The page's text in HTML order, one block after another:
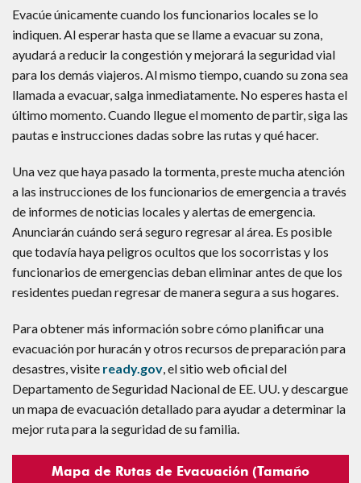
Evacúe únicamente cuando los funcionarios locales se lo
indiquen. Al esperar hasta que se llame a evacuar su zona,
ayudará a reducir la congestión y mejorará la seguridad vial
para los demás viajeros. Al mismo tiempo, cuando su zona sea
llamada a evacuar, salga inmediatamente. No esperes hasta el
último momento. Cuando llegue el momento de partir, siga las
pautas e instrucciones dadas sobre las rutas y qué hacer.
Una vez que haya pasado la tormenta, preste mucha atención
a las instrucciones de los funcionarios de emergencia a través
de informes de noticias locales y alertas de emergencia.
Anunciarán cuándo será seguro regresar al área. Es posible
que todavía haya peligros ocultos que los socorristas y los
funcionarios de emergencias deban eliminar antes de que los
residentes puedan regresar de manera segura a sus hogares.
Para obtener más información sobre cómo planificar una
evacuación por huracán y otros recursos de preparación para
desastres, visite ready.gov, el sitio web oficial del
Departamento de Seguridad Nacional de EE. UU. y descargue
un mapa de evacuación detallado para ayudar a determinar la
mejor ruta para la seguridad de su familia.
Mapa de Rutas de Evacuación (Tamaño